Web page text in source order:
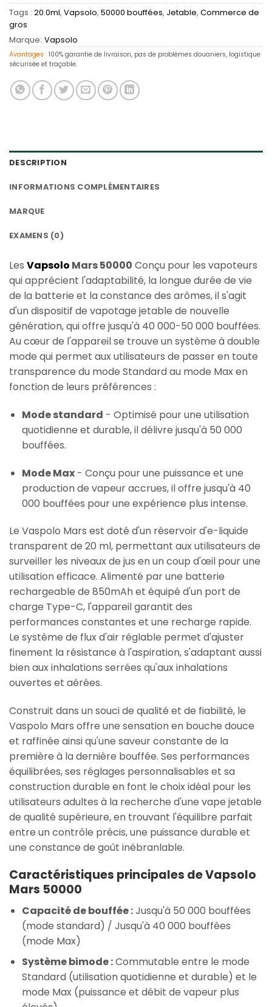
Tags : 20.0ml, Vapsolo, 50000 bouffées, Jetable, Commerce de
gros
Marque: Vapsolo
Avantages : 100% garantie de livraison, pas de problèmes douaniers, logistique
sécurisée et traçable.
DESCRIPTION
INFORMATIONS COMPLÉMENTAIRES
MARQUE
EXAMENS (0)
Les Vapsolo Mars 50000 Conçu pour les vapoteurs
qui apprécient l'adaptabilité, la longue durée de vie
de la batterie et la constance des arômes, il s'agit
d'un dispositif de vapotage jetable de nouvelle
génération, qui offre jusqu'à 40 000-50 000 bouffées.
Au cœur de l'appareil se trouve un système à double
mode qui permet aux utilisateurs de passer en toute
transparence du mode Standard au mode Max en
fonction de leurs préférences :
Mode standard - Optimisé pour une utilisation
quotidienne et durable, il délivre jusqu'à 50 000
bouffées.
Mode Max- Conçu pour une puissance et une
production de vapeur accrues, il offre jusqu'à 40
000 bouffées pour une expérience plus intense.
Le Vaspolo Mars est doté d'un réservoir d'e-liquide
transparent de 20 ml, permettant aux utilisateurs de
surveiller les niveaux de jus en un coup d'œil pour une
utilisation efficace. Alimenté par une batterie
rechargeable de 850mAh et équipé d'un port de
charge Type-C, l'appareil garantit des
performances constantes et une recharge rapide.
Le système de flux d'air réglable permet d'ajuster
finement la résistance à l'aspiration, s'adaptant aussi
bien aux inhalations serrées qu'aux inhalations
ouvertes et aérées.
Construit dans un souci de qualité et de fiabilité, le
Vaspolo Mars offre une sensation en bouche douce
et raffinée ainsi qu'une saveur constante de la
première à la dernière bouffée. Ses performances
équilibrées, ses réglages personnalisables et sa
construction durable en font le choix idéal pour les
utilisateurs adultes à la recherche d'une vape jetable
de qualité supérieure, en trouvant l'équilibre parfait
entre un contrôle précis, une puissance durable et
une constance de goût inébranlable.
Caractéristiques principales de Vapsolo
Mars 50000
Capacité de bouffée :Jusqu'à 50 000 bouffées
(mode standard) / Jusqu'à 40 000 bouffées
(mode Max)
Système bimode :Commutable entre le mode
Standard (utilisation quotidienne et durable) et le
mode Max (puissance et débit de vapeur plus